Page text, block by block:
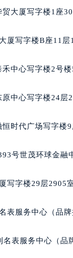
东安区太平路萧
市龙沙区龙华路
林区新华街与康
区明仁南街萧邦售
区河南街萧邦售后
华街道梅河大街
区五环大街萧邦
市解放路萧邦售
区胜利路萧邦售
大厦写字楼1座
厦写字楼B座11层
中心写字楼2号楼
中心写字楼24层
时代广场写字楼9
号世茂环球金融
写字楼29层2905
表服务中心（品
表服务中心（品